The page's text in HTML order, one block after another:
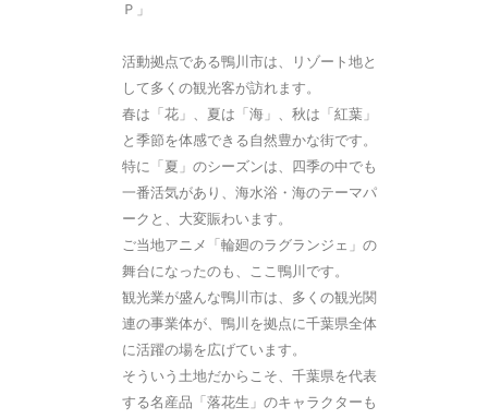
Ｐ」
活動拠点である鴨川市は、リゾート地と
して多くの観光客が訪れます。
春は「花」、夏は「海」、秋は「紅葉」
と季節を体感できる自然豊かな街です。
特に「夏」のシーズンは、四季の中でも
一番活気があり、海水浴・海のテーマパ
ークと、大変賑わいます。
ご当地アニメ「輪廻のラグランジェ」の
舞台になったのも、ここ鴨川です。
観光業が盛んな鴨川市は、多くの観光関
連の事業体が、鴨川を拠点に千葉県全体
に活躍の場を広げています。
そういう土地だからこそ、千葉県を代表
する名産品「落花生」のキャラクターも